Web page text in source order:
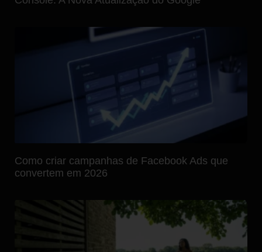
Como criar campanhas de Facebook Ads que
convertem em 2026